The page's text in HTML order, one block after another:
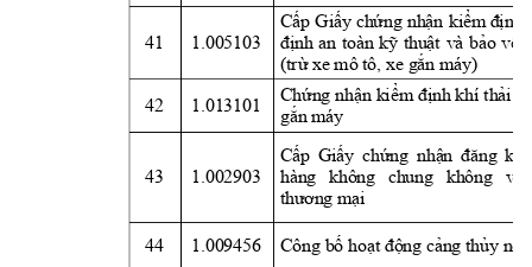
41 1.005103
Cấp Giấy chứng nhận kiểm định,
định an toàn kỹ thuật và bảo vệ
(trừ xe mô tô, xe gắn máy)
42 1.013101
Chứng nhận kiểm định khí thải
gắn máy
43 1.002903
Cấp Giấy chứng nhận đăng ký
hàng
không chung không
vì
thương mại
44 1.009456 Công bố hoạt động cảng thủy nội